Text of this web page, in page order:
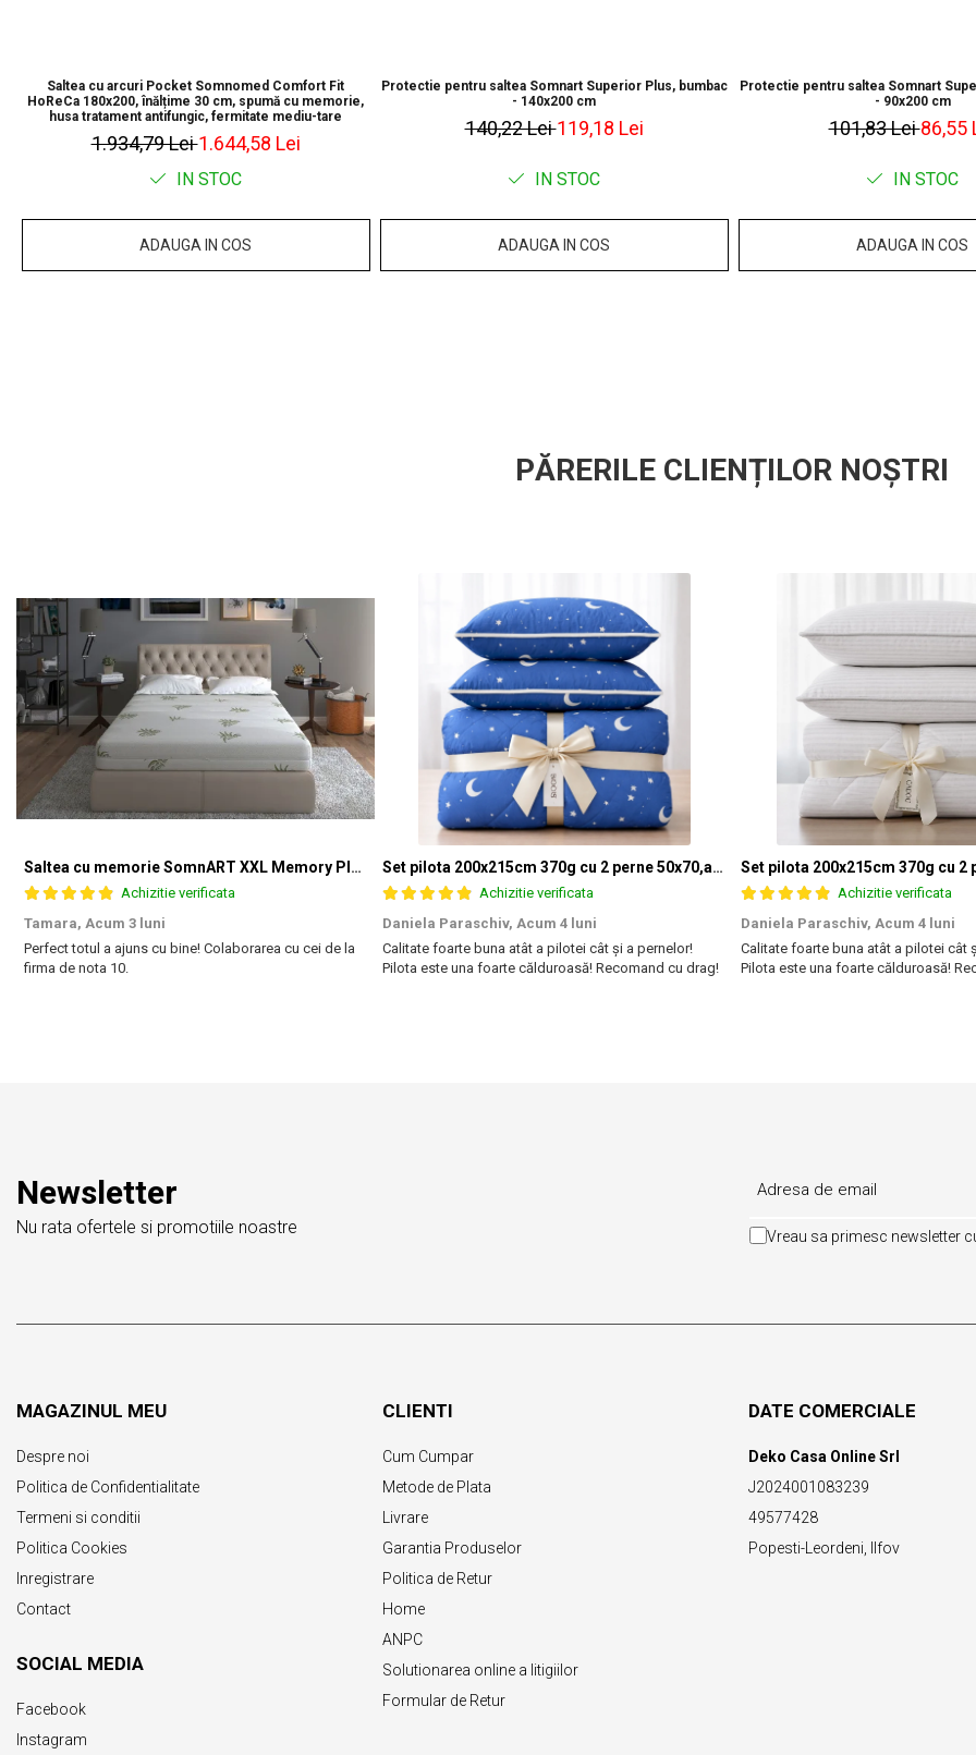
Evitati
Aerisiti
Certificare
15 mm
Numar
Fabricat in
Reversibila.
®
Produsele
Stim ca
Saltea cu arcuri Pocket Somnomed Comfort Fit
HoReCa 180x200, înălțime 30 cm, spumă cu memorie,
husa tratament antifungic, fermitate mediu-tare
1.934,79 Lei1.644,58 Lei
IN STOC
ADAUGA IN COS
Protectie pentru saltea Somnart Superior Plus, bumbac
- 140x200 cm
140,22 Lei119,18 Lei
IN STOC
ADAUGA IN COS
Protectie pentru saltea Somnart
- 90x200 cm
101,83 Lei86,55
IN STOC
ADAUGA IN COS
PĂRERILE CLIENȚILOR NOȘTRI
Saltea cu memorie SomnART XXL Memory Plus 160x190, înălțime 25cm, pentru persoane supraponderale, husă Aloe Vera detașabilă, rulată, fermitate mare
Achizitie verificata
Tamara, Acum 3 luni
Perfect totul a ajuns cu bine! Colaborarea cu cei de la
firma de nota 10.
Set pilota 200x215cm 370g cu 2 perne 50x70,albastru- PLT36
Achizitie verificata
Daniela Paraschiv, Acum 4 luni
Calitate foarte buna atât a pilotei cât și a pernelor!
Pilota este una foarte călduroasă! Recomand cu drag!
Achizitie verificata
Daniela Paraschiv, Acum 4 luni
Calitate foarte buna atât a pilotei cât
Pilota este una foarte călduroasă!
Newsletter
Nu rata ofertele si promotiile noastre Vreau sa primesc newsletter
MAGAZINUL MEU
Despre noi
Politica de Confidentialitate
Termeni si conditii
Politica Cookies
Inregistrare
Contact
SOCIAL MEDIA
Facebook
Instagram
CLIENTI
Cum Cumpar
Metode de Plata
Livrare
Garantia Produselor
Politica de Retur
Home
ANPC
Solutionarea online a litigiilor
Formular de Retur
DATE COMERCIALE
Deko Casa Online Srl
J2024001083239
49577428
Popesti-Leordeni, Ilfov